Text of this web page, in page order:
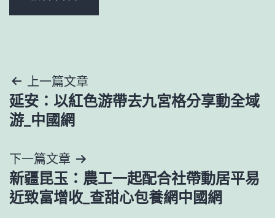
文
章
覽
上一篇文章
延安：以紅色游帶去九宮格分享動全域
游_中國網
下一篇文章
新疆昆玉：農工一起配合社帶動居平易
近致富增收_查甜心包養網中國網